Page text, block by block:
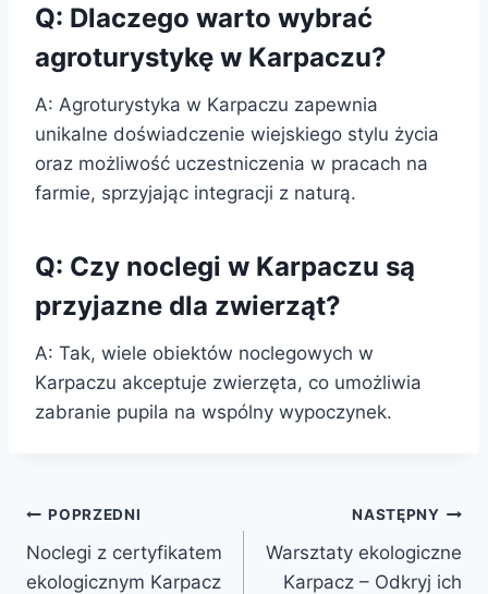
Q: Dlaczego warto wybrać
agroturystykę w Karpaczu?
A: Agroturystyka w Karpaczu zapewnia
unikalne doświadczenie wiejskiego stylu życia
oraz możliwość uczestniczenia w pracach na
farmie, sprzyjając integracji z naturą.
Q: Czy noclegi w Karpaczu są
przyjazne dla zwierząt?
A: Tak, wiele obiektów noclegowych w
Karpaczu akceptuje zwierzęta, co umożliwia
zabranie pupila na wspólny wypoczynek.
Nawigacja
wpisu
POPRZEDNI
Noclegi z certyfikatem
ekologicznym Karpacz
NASTĘPNY
Warsztaty ekologiczne
Karpacz – Odkryj ich